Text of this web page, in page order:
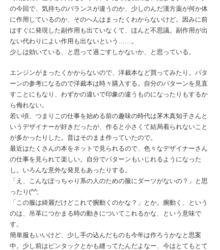
の今回で、気持ちのバランスが違うのか、少しのんだ漢方薬が何か体
に作用しているのか、そのへんはまったくわからないけど。因みに前
はすぐに発現した副作用も出ていなくて、ほんと不思議。副作用が出
ない代わりによい作用も出ないという……。
少しは効いている、と思って過ごすしかないか、と思っている。
エンジンがまったくかからないので、洋裁本など買ってみたり。パタ
ーンの参考になるので洋裁本は時々購入する。自分のパターンを見直
すことにもなり、わずかの違いで印象の違うものになったりもするか
ら侮れない。
若い頃、つまりこの仕事を始める前の趣味の時代は茅木真知子さんと
いうデザイナーが好きだったが、作ると小さくて結局着られないこと
が多かったりした。昔はそのまま作っていたので。
最近はたくさんの本をネットで見られるので、色々なデザイナーさん
の仕事を見られて楽しい。自分でパターンもいじれるようになった
し。いろんな意外な発見もあったりする。
「え、こんなぽっちゃり系の人のための服にダーツがないの？」と思
ったり(^^;
「この服は綺麗だけどこれで腕動くのかな？」とか。腕動く、という
のは、吊革につかまる時の動きについてこれるかな、という意味で
す。
簡単服もいいけど、少し手の込んだものも今年は作ろうかなと思案
中。少し前はピンタックとかも縫ってたんだよなー、今はとてもとて